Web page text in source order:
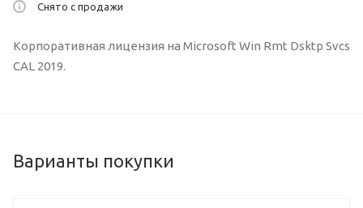
Снято с продажи
Корпоративная лицензия на Microsoft Win Rmt Dsktp Svcs
CAL 2019.
Варианты покупки